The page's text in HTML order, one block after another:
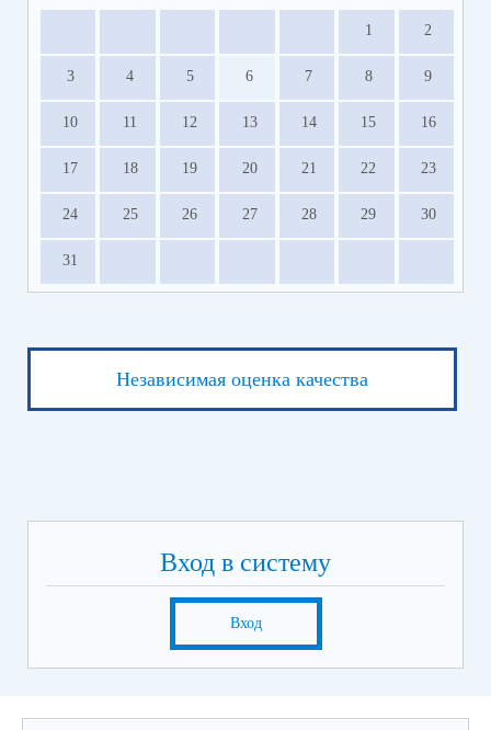
1 2
3 4 5 6 7 8 9
10 11 12 13 14 15 16
17 18 19 20 21 22 23
24 25 26 27 28 29 30
31
Независимая оценка качества
Вход в систему
Вход